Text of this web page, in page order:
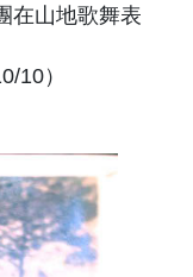
在山地歌舞表
10）